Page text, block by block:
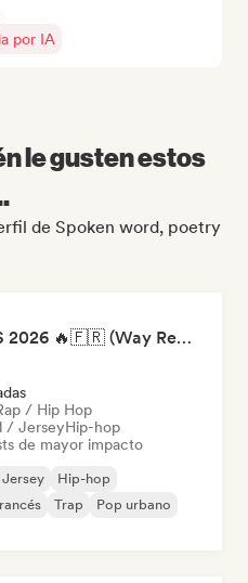
por IA
le gusten estos
de Spoken word, poetry
RAP FRANÇAIS 2026 🔥🇫🇷 (Way Records)
/ Hip Hop
/ JerseyHip-hop
de mayor impacto
Hip-hop
Trap
Pop urbano